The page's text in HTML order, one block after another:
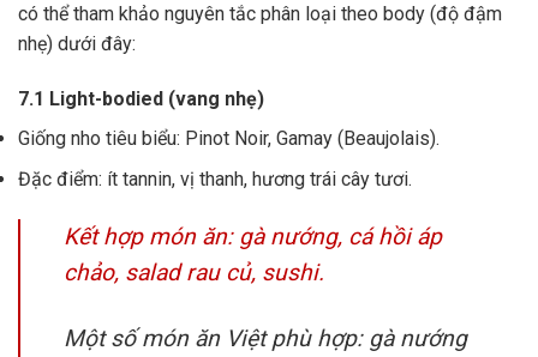
có thể tham khảo nguyên tắc phân loại theo body (độ đậm
nhẹ) dưới đây:
7.1 Light-bodied (vang nhẹ)
Giống nho tiêu biểu: Pinot Noir, Gamay (Beaujolais).
Đặc điểm: ít tannin, vị thanh, hương trái cây tươi.
Kết hợp món ăn: gà nướng, cá hồi áp
chảo, salad rau củ, sushi.
Một số món ăn Việt phù hợp: gà nướng